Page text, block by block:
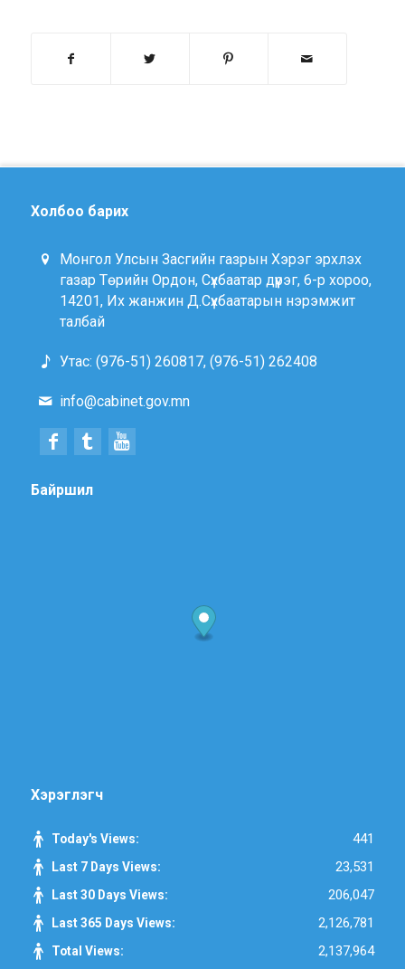
Холбоо барих
Монгол Улсын Засгийн газрын Хэрэг эрхлэх
газар Төрийн Ордон, Сүхбаатар дүүрэг, 6-р хороо,
14201, Их жанжин Д.Сүхбаатарын нэрэмжит
талбай
Утас: (976-51) 260817, (976-51) 262408
info@cabinet.gov.mn
Байршил
Хэрэглэгч
Today's Views: 441
Last 7 Days Views: 23,531
Last 30 Days Views: 206,047
Last 365 Days Views: 2,126,781
Total Views: 2,137,964